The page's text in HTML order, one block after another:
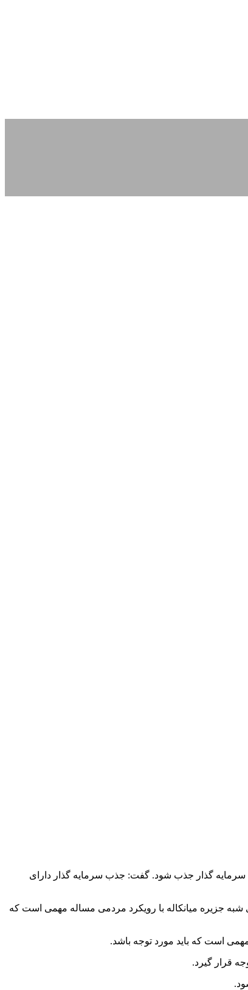
سرمایه گذار جذب شود. گفت: جذب سرمایه گذار دارای
جزیره میانکاله با رویکرد مردمی مساله مهمی است که
است که باید مورد توجه باشد.
قرار گیرد.